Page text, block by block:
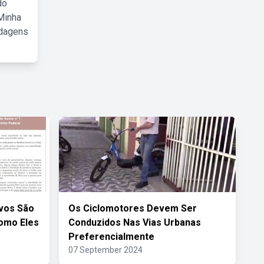
São
Eles
Os Ciclomotores Devem Ser
Conduzidos Nas Vias Urbanas
Preferencialmente
07 September 2024